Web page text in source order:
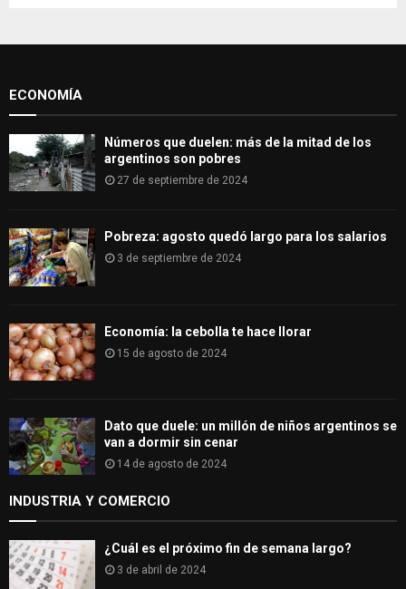
o
H
ECONOMÍA
Números que duelen: más de la mitad de los
argentinos son pobres
27 de septiembre de 2024
Pobreza: agosto quedó largo para los salarios
3 de septiembre de 2024
Economía: la cebolla te hace llorar
15 de agosto de 2024
Dato que duele: un millón de niños argentinos se
van a dormir sin cenar
14 de agosto de 2024
INDUSTRIA Y COMERCIO
¿Cuál es el próximo fin de semana largo?
3 de abril de 2024